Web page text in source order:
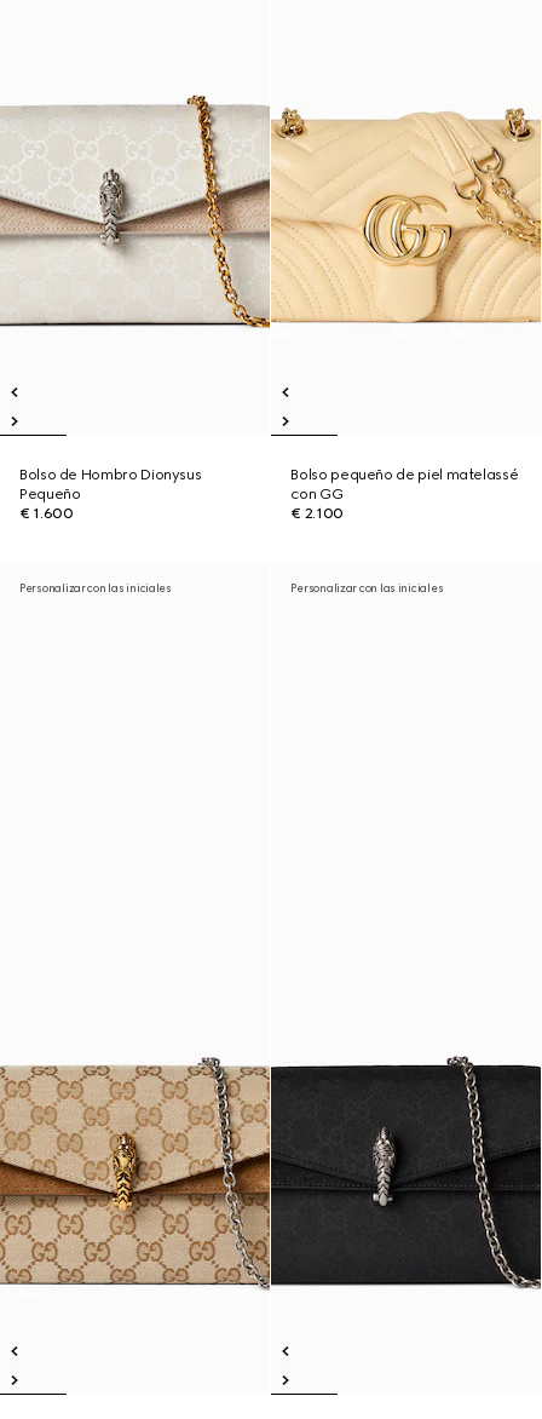
Bolso de Hombro Dionysus
Pequeño
€ 1.600
Bolso pequeño de piel matelassé
con GG
€ 2.100
Personalizar con las iniciales Personalizar con las iniciales